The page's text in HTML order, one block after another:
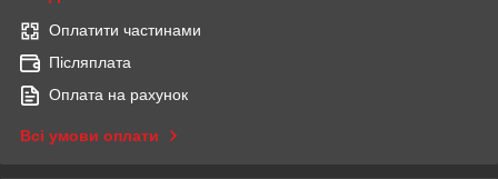
Оплатити частинами
Післяплата
Оплата на рахунок
Всі умови оплати